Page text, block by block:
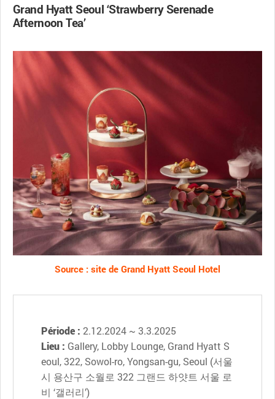
Grand Hyatt Seoul ‘Strawberry Serenade
Afternoon Tea’
Source : site de Grand Hyatt Seoul Hotel
Période : 2.12.2024 ~ 3.3.2025
Lieu : Gallery, Lobby Lounge, Grand Hyatt S
eoul, 322, Sowol-ro, Yongsan-gu, Seoul (서울
시 용산구 소월로 322 그랜드 하얏트 서울 로
비 ‘갤러리’)